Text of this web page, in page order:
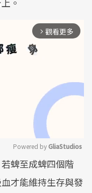
arrow_forward_ios 觀看更多
Mute
Powered by GliaStudios
蜱至成蜱四個階
才能維持生存與發